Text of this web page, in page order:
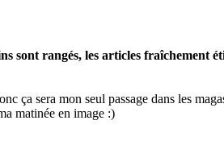
sont rangés, les articles fraîchement
ça sera mon seul passage dans les
matinée en image :)